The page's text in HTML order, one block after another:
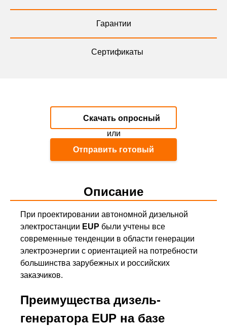
Гарантии
Сертификаты
Скачать опросный
лист
или
Отправить готовый
Описание
При проектировании автономной дизельной
электростанции EUP были учтены все
современные тенденции в области генерации
электроэнергии с ориентацией на потребности
большинства зарубежных и российских
заказчиков.
Преимущества дизель-
генератора EUP на базе